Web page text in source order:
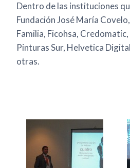
Dentro de las instituciones
Fundación José María
Familia, Ficohsa,
Pinturas Sur, Helvetica
otras.